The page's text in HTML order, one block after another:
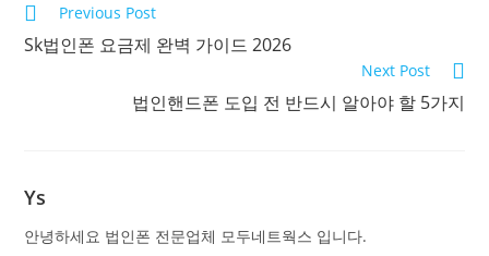
Previous Post
Sk법인폰 요금제 완벽 가이드 2026
Next Post
법인핸드폰 도입 전 반드시 알아야 할 5가지
Ys
안녕하세요 법인폰 전문업체 모두네트웍스 입니다.